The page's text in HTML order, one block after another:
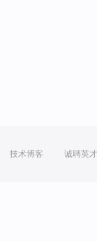
技术博客 诚聘英才